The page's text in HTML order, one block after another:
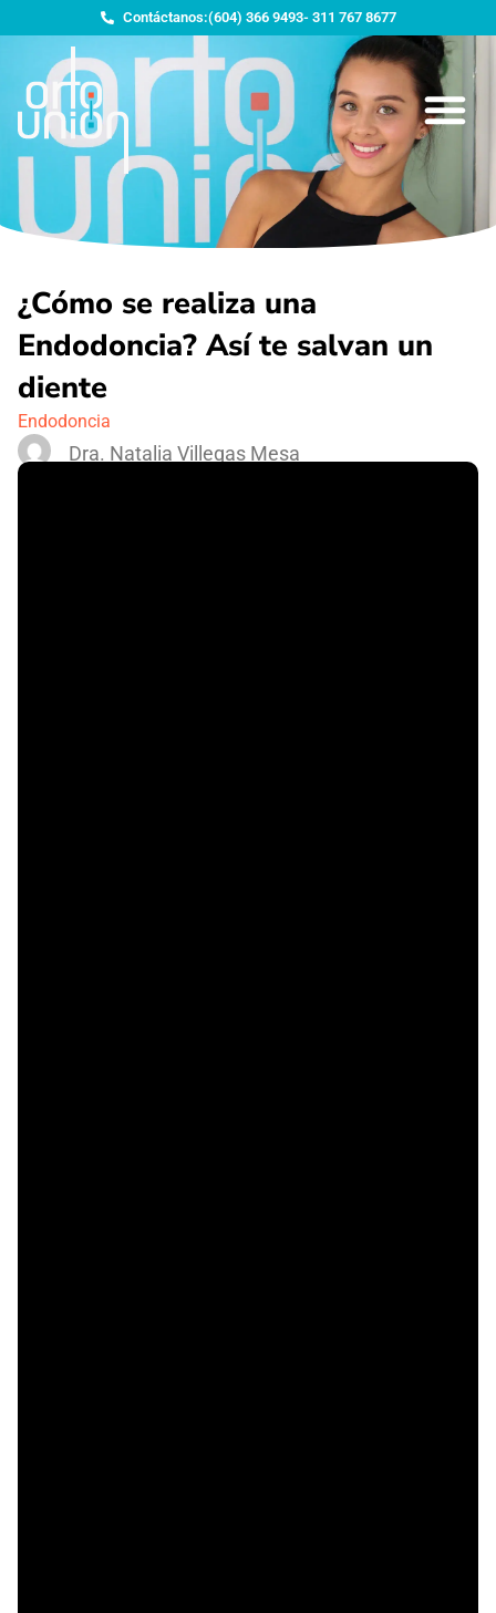
Contáctanos:(604) 366 9493- 311 767 8677
¿Cómo se realiza una
Endodoncia? Así te salvan un
diente
Endodoncia
Dra. Natalia Villegas Mesa